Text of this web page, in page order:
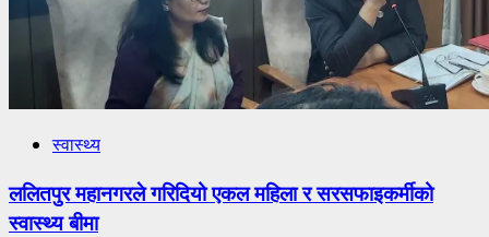
स्वास्थ्य
ललितपुर महानगरले गरिदियो एकल महिला र सरसफाइकर्मीको
स्वास्थ्य बीमा